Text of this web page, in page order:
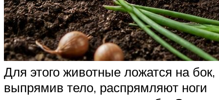
Для этого животные ложатся на бок,
выпрямив тело, распрямляют ноги